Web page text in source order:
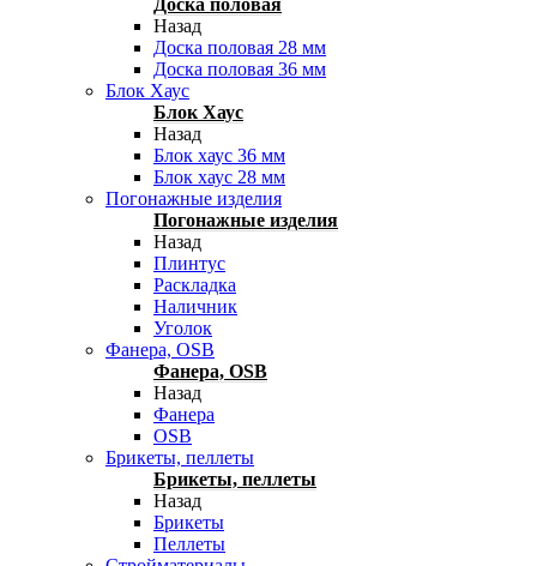
Назад
Доска половая 28 мм
Доска половая 36 мм
Блок Хаус
Блок Хаус
Назад
Блок хаус 36 мм
Блок хаус 28 мм
Погонажные изделия
Погонажные изделия
Назад
Плинтус
Раскладка
Наличник
Уголок
Фанера, OSB
Фанера, OSB
Назад
Фанера
OSB
Брикеты, пеллеты
Брикеты, пеллеты
Назад
Брикеты
Пеллеты